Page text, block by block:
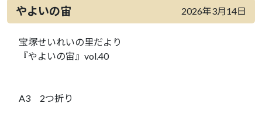
やよいの宙 2026年3月14日
宝塚せいれいの里だより
『やよいの宙』vol.40
A3 2つ折り